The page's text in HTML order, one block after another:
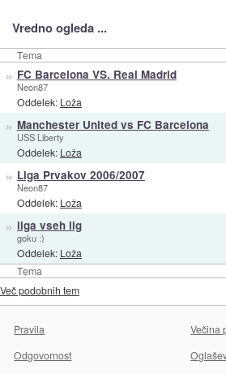
Vredno ogleda ...
Tema
Tema
» FC Barcelona VS. Real Madrid
Neon87
Oddelek: Loža
» Manchester United vs FC Barcelona
USS Liberty
Oddelek: Loža
» Liga Prvakov 2006/2007
Neon87
Oddelek: Loža
» liga vseh lig
goku :)
Oddelek: Loža
Več podobnih tem
Pravila
Večina
Odgovornost